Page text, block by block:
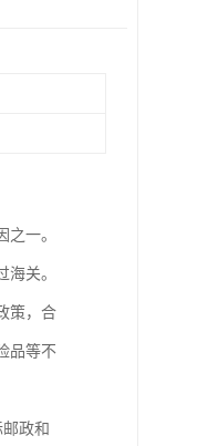
一。
关。
策，合
品等不
政和